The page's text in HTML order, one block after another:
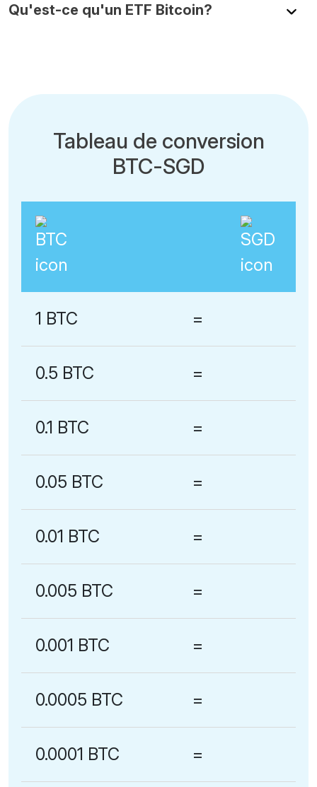
Qu'est-ce qu'un ETF Bitcoin?
Tableau de conversion
BTC-SGD
1 BTC =
0.5 BTC =
0.1 BTC =
0.05 BTC =
0.01 BTC =
0.005 BTC =
0.001 BTC =
0.0005 BTC =
0.0001 BTC =